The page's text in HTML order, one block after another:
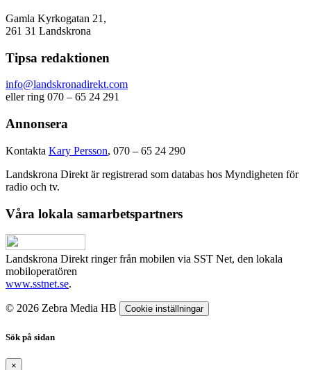
Gamla Kyrkogatan 21,
261 31 Landskrona
Tipsa redaktionen
info@landskronadirekt.com
eller ring 070 – 65 24 291
Annonsera
Kontakta Kary Persson, 070 – 65 24 290
Landskrona Direkt är registrerad som databas hos Myndigheten för
radio och tv.
Våra lokala samarbetspartners
Landskrona Direkt ringer från mobilen via SST Net, den lokala
mobiloperatören
www.sstnet.se.
© 2026 Zebra Media HB Cookie inställningar
Sök på sidan
×